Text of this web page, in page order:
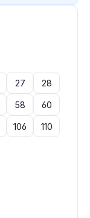
27 28
58 60
106 110